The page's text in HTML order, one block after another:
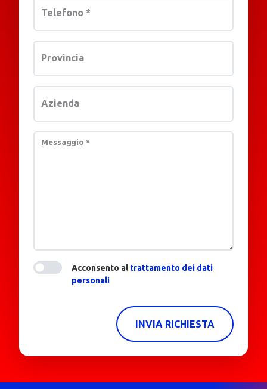
Telefono *
Provincia
Azienda
Messaggio *
Acconsento altrattamento dei dati
personali
INVIA RICHIESTA